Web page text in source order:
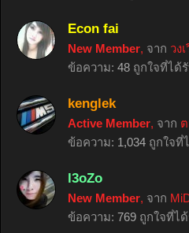
Econ fai
New Member, จาก วง
ข้อความ: 48 ถูกใจที่ได้
kenglek
Active Member, จาก
ข้อความ: 1,034 ถูกใจที่
l3oZo
New Member, จาก
ข้อความ: 769 ถูกใจที่ไ